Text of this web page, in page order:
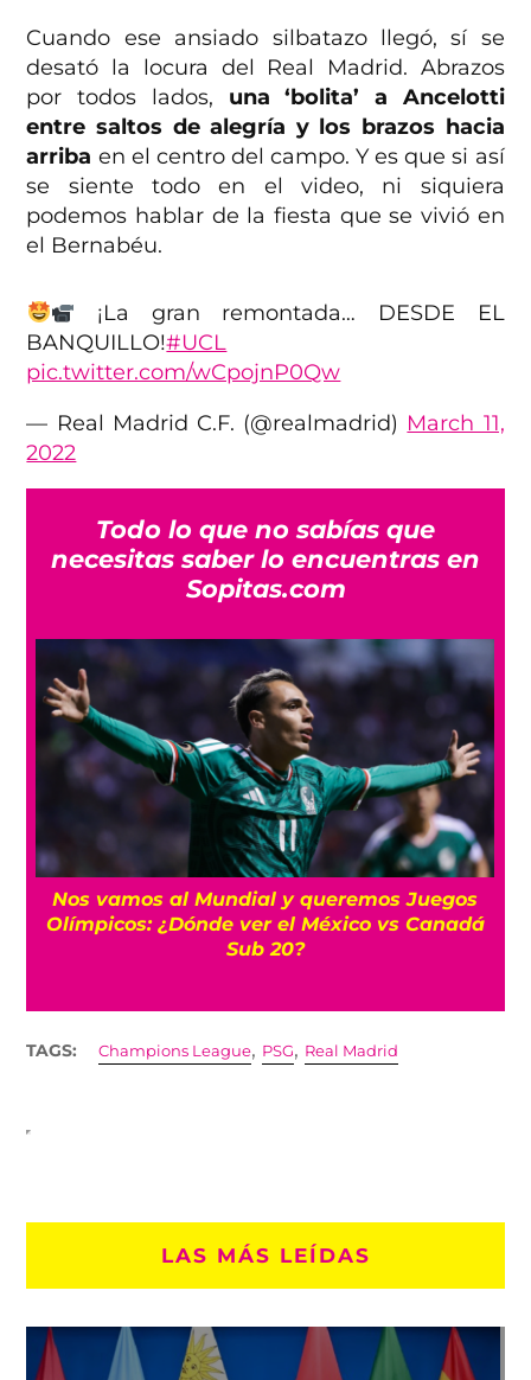
Cuando ese ansiado silbatazo llegó, sí se
desató la locura del Real Madrid. Abrazos
por todos lados, una ‘bolita’ a Ancelotti
entre saltos de alegría y los brazos hacia
arriba en el centro del campo. Y es que si así
se siente todo en el video, ni siquiera
podemos hablar de la fiesta que se vivió en
el Bernabéu.
¡La gran remontada… DESDE EL
BANQUILLO!#UCL
pic.twitter.com/wCpojnP0Qw
— Real Madrid C.F. (@realmadrid) March 11,
2022
Todo lo que no sabías que
necesitas saber lo encuentras en
Sopitas.com
Nos vamos al Mundial y queremos Juegos
Olímpicos: ¿Dónde ver el México vs Canadá
Sub 20?
TAGS: Champions League, PSG, Real Madrid
LAS MÁS LEÍDAS